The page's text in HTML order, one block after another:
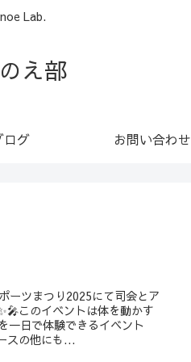
Lab.
え部
ログ お問い合わせ
ーツまつり2025にて司会とア
このイベントは体を動かす
一日で体験できるイベント
スの他にも...